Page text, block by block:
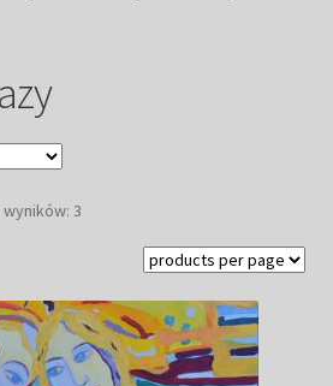
3Posortowane
najnowszych